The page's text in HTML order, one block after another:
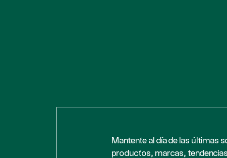
Mantente al día de las últimas
productos, marcas,